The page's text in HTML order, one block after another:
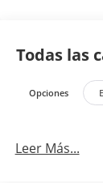
Todas las
Opciones
Leer Más...